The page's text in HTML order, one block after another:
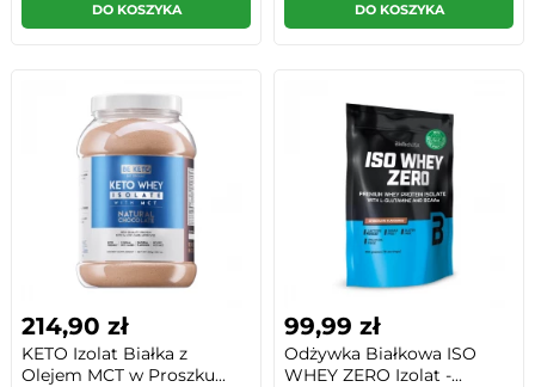
DO KOSZYKA DO KOSZYKA
214,90 zł
KETO Izolat Białka z
Olejem MCT w Proszku...
99,99 zł
Odżywka Białkowa ISO
WHEY ZERO Izolat -...